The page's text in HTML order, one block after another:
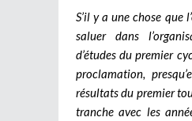
S’il y a une chose que
saluer dans
d’études du premier
proclamation,
résultats du premier
tranche avec les